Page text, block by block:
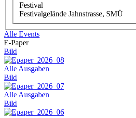
Festival
Festivalgelände Jahnstrasse, SMÜ
Alle Events
E-Paper
Bild
Alle Ausgaben
Bild
Alle Ausgaben
Bild